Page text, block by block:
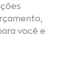
você e